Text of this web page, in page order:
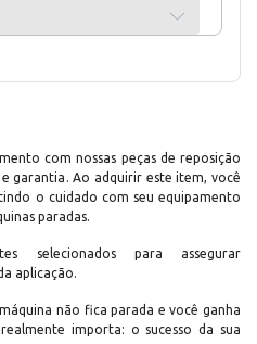
com nossas peças de reposição
garantia. Ao adquirir este item, você
o cuidado com seu equipamento
paradas.
selecionados para assegurar
aplicação.
não fica parada e você ganha
importa: o sucesso da sua